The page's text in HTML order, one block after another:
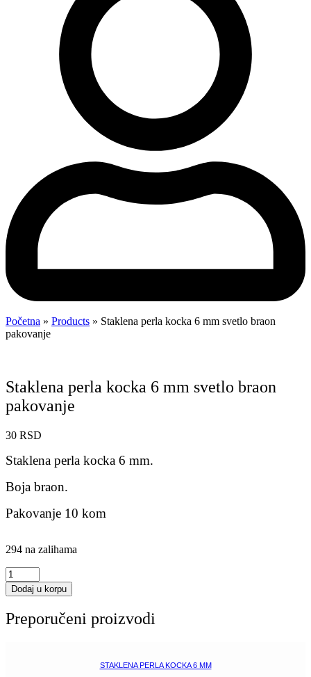
Početna » Products » Staklena perla kocka 6 mm svetlo braon
pakovanje
Staklena perla kocka 6 mm svetlo braon
pakovanje
30 RSD
Staklena perla kocka 6 mm.
Boja braon.
Pakovanje 10 kom
294 na zalihama
Staklena
perla
kocka
mm
Dodaj u korpu
Preporučeni proizvodi
STAKLENA PERLA KOCKA 6 MM